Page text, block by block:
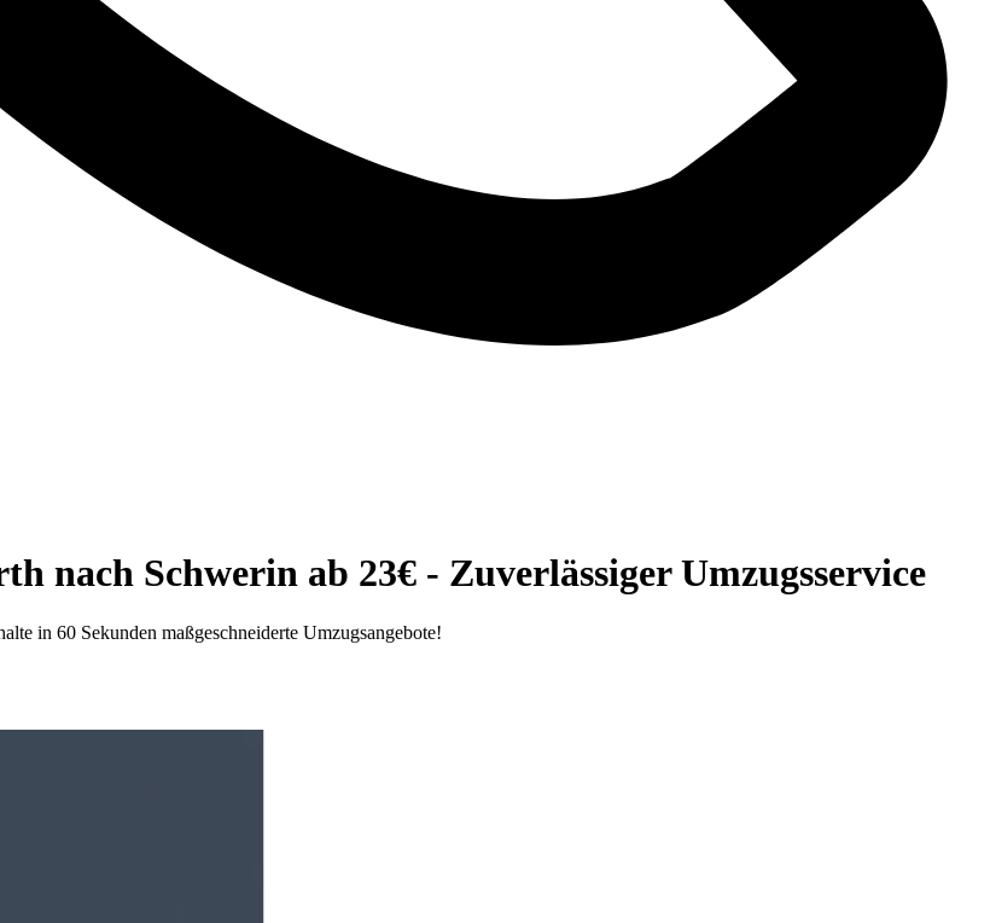
nach Schwerin ab 23€ - Zuverlässiger Umzugsservice
in 60 Sekunden maßgeschneiderte Umzugsangebote!